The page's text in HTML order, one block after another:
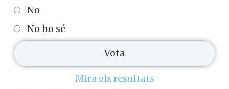
No
No ho sé
Mira els resultats